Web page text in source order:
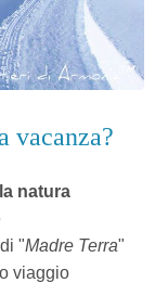
vacanza?
natura
di "Madre Terra"
viaggio